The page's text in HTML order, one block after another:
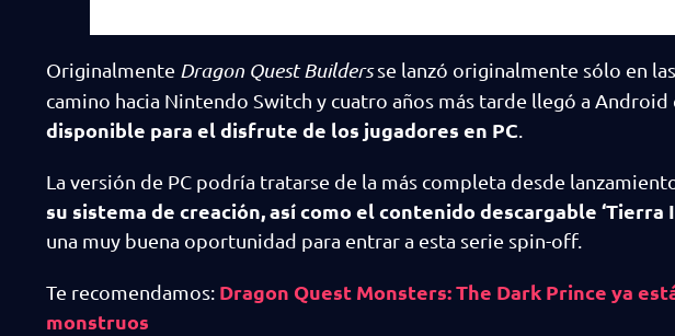
Originalmente Dragon Quest Buildersse lanzó originalmente sólo en
camino hacia Nintendo Switch y cuatro años más tarde llegó a Android
disponible para el disfrute de los jugadores en PC
La versión de PC podría tratarse de la más completa desde
su sistema de creación, así como el contenido descargable
una muy buena oportunidad para entrar a esta serie spin-off.
Te recomendamos: Dragon Quest Monsters: The Dark Prince ya
monstruos